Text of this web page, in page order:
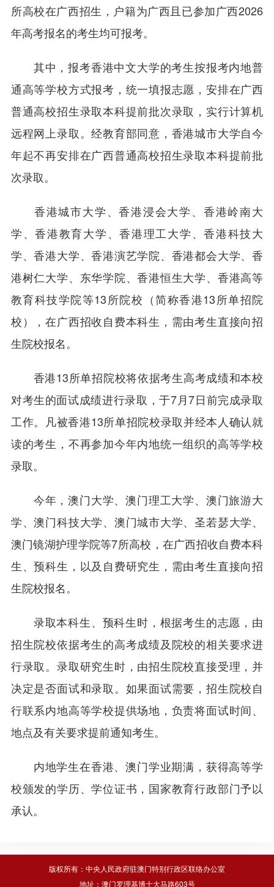
所高校在广西招生，户籍为广西且已参加广西2026
年高考报名的考生均可报考。
其中，报考香港中文大学的考生按报考内地普
通高等学校方式报考，统一填报志愿，安排在广西
普通高校招生录取本科提前批次录取，实行计算机
远程网上录取。经教育部同意，香港城市大学自今
年起不再安排在广西普通高校招生录取本科提前批
次录取。
香港城市大学、香港浸会大学、香港岭南大
学、香港教育大学、香港理工大学、香港科技大
学、香港大学、香港演艺学院、香港都会大学、香
港树仁大学、东华学院、香港恒生大学、香港高等
教育科技学院等13所院校（简称香港13所单招院
校），在广西招收自费本科生，需由考生直接向招
生院校报名。
香港13所单招院校将依据考生高考成绩和本校
对考生的面试成绩进行录取，于7月7日前完成录取
工作。凡被香港13所单招院校录取并经本人确认就
读的考生，不再参加今年内地统一组织的高等学校
录取。
今年，澳门大学、澳门理工大学、澳门旅游大
学、澳门科技大学、澳门城市大学、圣若瑟大学、
澳门镜湖护理学院等7所高校，在广西招收自费本科
生、预科生，以及自费研究生，需由考生直接向招
生院校报名。
录取本科生、预科生时，根据考生的志愿，由
招生院校依据考生的高考成绩及院校的相关要求进
行录取。录取研究生时，由招生院校直接受理，并
决定是否面试和录取。如果面试需要，招生院校自
行联系内地高等学校提供场地，负责将面试时间、
地点及有关要求提前通知考生。
内地学生在香港、澳门学业期满，获得高等学
校颁发的学历、学位证书，国家教育行政部门予以
承认。
版权所有：中央人民政府驻澳门特别行政区联络办公室
地址：澳门罗理基博士大马路603号